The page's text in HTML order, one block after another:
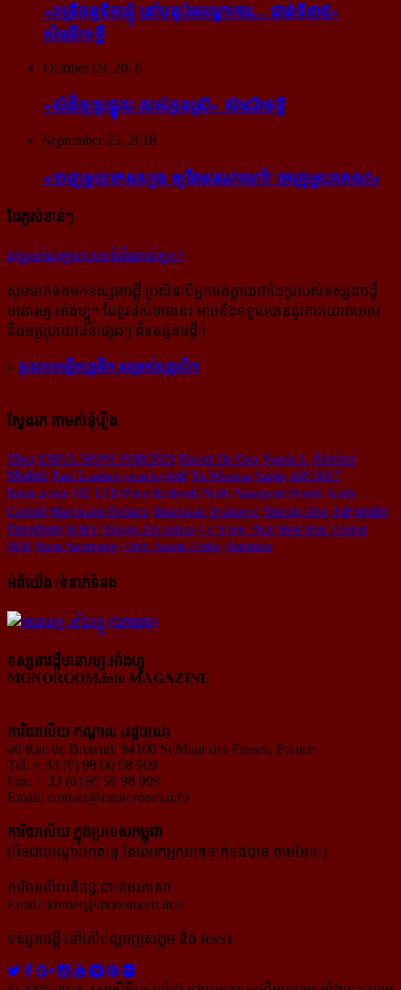
«រាត្រីចន្ទទឹកឃ្មុំ នៅបន្ទប់សណ្ឋាគារ... ជាន់ទី៣៥»
សំណើចខ្លី
October 09, 2018
«សំដី​ឲ្យ​ប្រផ្នូល របស់​កូនស្រី» សំណើចខ្លី
September 25, 2018
«ចេញ​មួយ​កេស​ហ្មង ឲ្យ​តែ​នរណា​ហៅ! ចេញ​មួយ​កេស!»
ដៃគូសំខាន់ៗ
រក​​ប្រាក់​​ជា​​មួយ​​គេហទំព័រ​​របស់​​អ្នក? -
សូម​ទាក់ទង​មក​ទស្សនាវដ្ដី ប្រសិន​បើ​អ្នក​ចង់​ក្លាយ​ជា​ដៃគូរ​របស់​ទស្សនាវដ្ដី​
មនោរម្យ.អាំងហ្វូ។ ដៃ​គូរ​ដ៏​សំខាន់​នេះ អាច​នឹង​ទទួល​បាន​នូវ​ការ​យោគយល់
និង​អត្ថ​ប្រយោជន៍​ផ្សេងៗ ពីទស្សនាវដ្ដី។
» ទូរសាអេឡិចត្រូនិក សម្រាប់បុគ្គលិក
ស្វែងរក តាមសំនុំរឿង
Tibet EXPULSIONS FORCÉES David De Gea Xperia L Atletico
Madrid Paul Lambert piranha ppd Yu Wenxia Suède AH 5017
Instructor HD LCD Peter Rothwell Noël Passeport Procès Andy
Carroll Marouane Fellaini Branislav Ivanovic Shinzō Abe Alejandro
Davidson WBO Thiago Alcantara Ly Yong Phat West Ham United
NDI Born Samnang Chhet Sovan Panha Honduras
អំពីយើង /ទំនាក់ទំនង
ទស្សនាវដ្ដីមនោរម្យ.អាំងហ្វូ
MONOROOM.info MAGAZINE
ការិយាល័យ កណ្ដាល (រដ្ឋបាល)
#6 Rue de Breteuil, 94100 St Maur des Fosses, France
Tél: + 33 (0) 98 06 98 909
Fax: + 33 (0) 98 56 98 909
Email: contact@monoroom.info
ការិយាល័យ ក្នុង​ប្រទេស​កម្ពុជា
(បិទជាបណ្ដោះអាសន្ន តែលោកអ្នកអាចទាក់ទងបាន តាមមែល)
ការិយាល័យនិពន្ធ ជាខេមរភាសា
Email: khmer@monoroom.info
ទស្សនាវដ្ដី​ នៅលើបណ្ដាញសង្គម និង RSS៖